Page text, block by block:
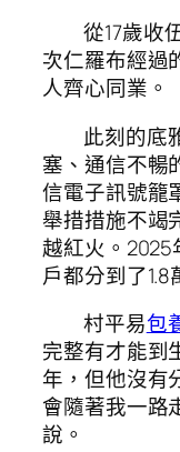
從17歲收
次仁羅布經過
人齊心同業。
此刻的底
塞、通信不暢
信電子訊號籠
舉措措施不竭
越紅火。2025
戶都分到了
村平易包
完整有才能到
年，但他沒有
會隨著我一路
說。